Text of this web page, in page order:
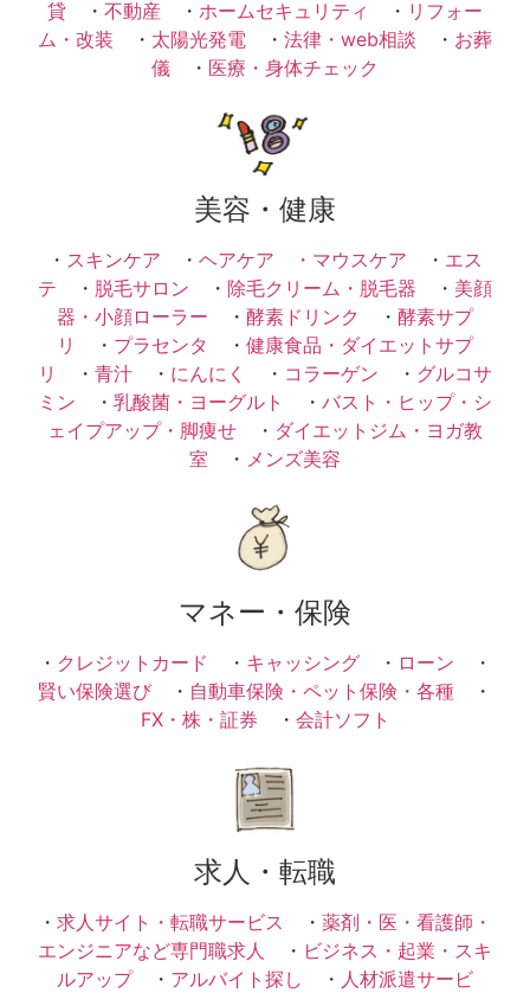
貸 ・ 不動産 ・ ホームセキュリティ ・ リフォー
ム・改装 ・ 太陽光発電 ・ 法律・web相談 ・ お葬
儀 ・ 医療・身体チェック
美容・健康
・ スキンケア ・ ヘアケア ・ マウスケア ・ エス
テ ・ 脱毛サロン ・ 除毛クリーム・脱毛器 ・ 美顔
器・小顔ローラー ・ 酵素ドリンク ・ 酵素サプ
リ
・ プラセンタ ・ 健康食品・ダイエットサプ
リ
・ 青汁 ・ にんにく ・ コラーゲン ・ グルコサ
ミン ・ 乳酸菌・ヨーグルト ・ バスト・ヒップ・シ
ェイプアップ・脚痩せ ・ ダイエットジム・ヨガ教
室 ・ メンズ美容
マネー・保険
・ クレジットカード ・ キャッシング ・ ローン ・
賢い保険選び ・ 自動車保険・ペット保険・各種 ・
FX・株・証券 ・ 会計ソフト
求人・転職
・ 求人サイト・転職サービス ・ 薬剤・医・看護師・
エンジニアなど専門職求人
・ ビジネス・起業・スキ
ルアップ・ アルバイト探し ・ 人材派遣サービ